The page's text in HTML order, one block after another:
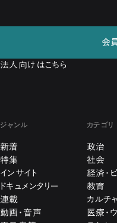
会
法人向けはこちら
ジャンル
新着
特集
インサイト
ドキュメンタリー
連載
動画・音声
カテゴリ
政治
社会
経済・
教育
カルチ
医療・